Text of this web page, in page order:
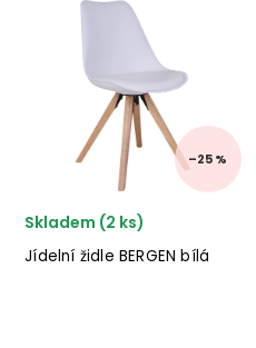
výrobce designového
nábytku ROWICO v
provedení hnědé
kůži a kovových nohou.
✅ krásný nábytek ✅ kvalitní
materiály ✅ nejnižš...
–25 %
Jídelní židle BERGEN bílá
Skladem (2 ks)